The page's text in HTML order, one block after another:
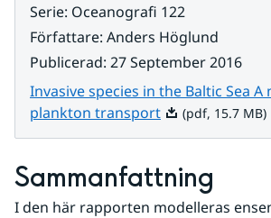
Serie: Oceanografi 122
Författare: Anders Höglund
Publicerad: 27 September 2016
Invasive species in the Baltic Sea
plankton transportPdf, 15.7 MB.
(pdf, 15.7 MB)
Sammanfattning
I den här rapporten modelleras